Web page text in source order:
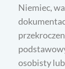
Niemiec,
osobisty